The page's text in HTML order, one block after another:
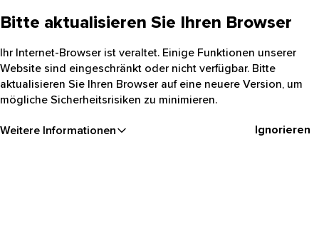
Bitte aktualisieren Sie Ihren Browser
Ihr Internet-Browser ist veraltet. Einige Funktionen unserer
Website sind eingeschränkt oder nicht verfügbar. Bitte
aktualisieren Sie Ihren Browser auf eine neuere Version, um
mögliche Sicherheitsrisiken zu minimieren.
Weitere Informationen Ignorieren